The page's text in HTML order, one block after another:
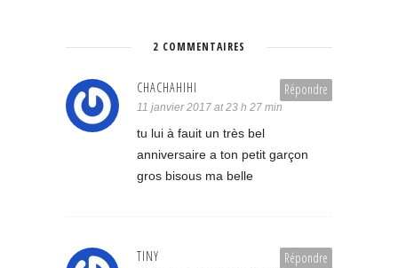
2 COMMENTAIRES
Répondre
CHACHAHIHI
11 janvier 2017 at 23 h 27 min
tu lui à fauit un très bel
anniversaire a ton petit garçon
gros bisous ma belle
Répondre
TINY